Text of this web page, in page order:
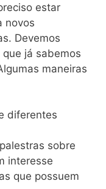
estar
novos
Devemos
já sabemos
maneiras
diferentes
sobre
interesse
que possuem